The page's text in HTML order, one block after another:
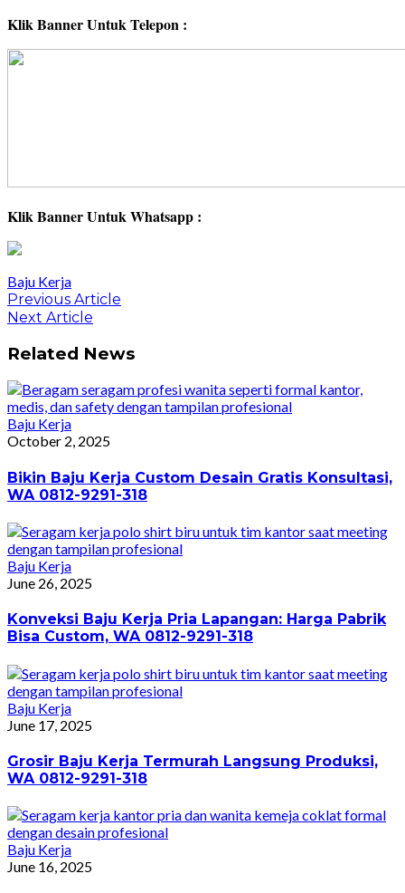
Klik Banner Untuk Telepon :
Klik Banner Untuk Whatsapp :
Baju Kerja
Post
navigation
Previous Article
Next Article
Related News
Baju Kerja
October 2, 2025
Bikin Baju Kerja Custom Desain Gratis Konsultasi,
WA 0812-9291-318
Baju Kerja
June 26, 2025
Konveksi Baju Kerja Pria Lapangan: Harga Pabrik
Bisa Custom, WA 0812-9291-318
Baju Kerja
June 17, 2025
Grosir Baju Kerja Termurah Langsung Produksi,
WA 0812-9291-318
Baju Kerja
June 16, 2025